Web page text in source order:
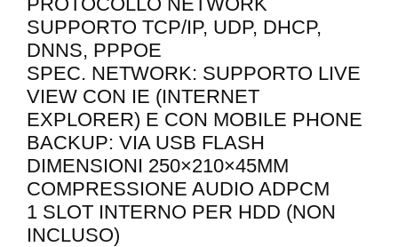
SUPPORTO TCP/IP, UDP, DHCP,
DNNS, PPPOE
SPEC. NETWORK: SUPPORTO LIVE
VIEW CON IE (INTERNET
EXPLORER) E CON MOBILE PHONE
BACKUP: VIA USB FLASH
DIMENSIONI 250×210×45MM
COMPRESSIONE AUDIO ADPCM
1 SLOT INTERNO PER HDD (NON
INCLUSO)